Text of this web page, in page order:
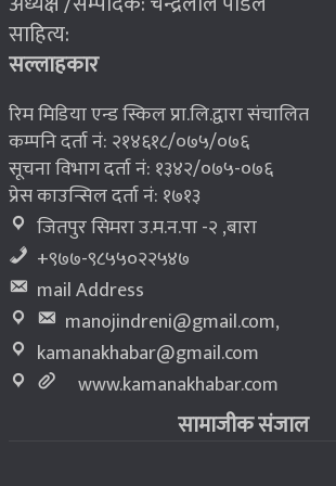
२०७६ बैशाख १३, शुक्रबार
८ भूकम्प पीडितलाई घर निर्माण गर्न लालपुर्जा
साहित्य:
सल्लाहकार
रिम मिडिया एन्ड स्किल प्रा.लि.द्वारा संचालित
कम्पनि दर्ता नं: २१४६१८/०७५/०७६
सूचना विभाग दर्ता नं: १३४२/०७५-०७६
प्रेस काउन्सिल दर्ता नं: १७१३
जितपुर सिमरा उ.म.न.पा -२ ,बारा
+९७७-९८५५०२२५४७
mail Address
manojindreni@gmail.com,
kamanakhabar@gmail.com
www.kamanakhabar.com
सामाजीक संजाल